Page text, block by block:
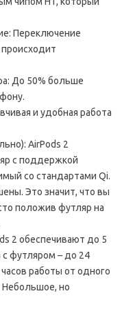
Переключение
До 50% больше
и удобная работа
AirPods 2
с поддержкой
со стандартами Qi.
Это значит, что вы
положив футляр на
2 обеспечивают до 5
с футляром – до 24
работы от одного
Небольшое, но